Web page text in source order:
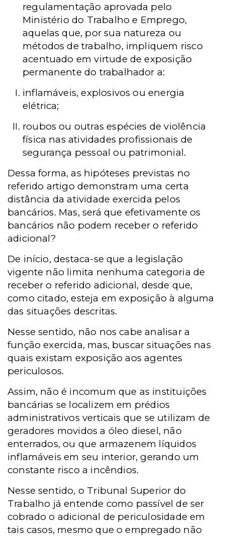
regulamentação aprovada pelo
Ministério do Trabalho e Emprego,
aquelas que, por sua natureza ou
métodos de trabalho, impliquem risco
acentuado em virtude de exposição
permanente do trabalhador a:
inflamáveis, explosivos ou energia
elétrica;
roubos ou outras espécies de violência
física nas atividades profissionais de
segurança pessoal ou patrimonial.
Dessa forma, as hipóteses previstas no
referido artigo demonstram uma certa
distância da atividade exercida pelos
bancários. Mas, será que efetivamente os
bancários não podem receber o referido
adicional?
De início, destaca-se que a legislação
vigente não limita nenhuma categoria de
receber o referido adicional, desde que,
como citado, esteja em exposição à alguma
das situações descritas.
Nesse sentido, não nos cabe analisar a
função exercida, mas, buscar situações nas
quais existam exposição aos agentes
periculosos.
Assim, não é incomum que as instituições
bancárias se localizem em prédios
administrativos verticais que se utilizam de
geradores movidos a óleo diesel, não
enterrados, ou que armazenem líquidos
inflamáveis em seu interior, gerando um
constante risco a incêndios.
Nesse sentido, o Tribunal Superior do
Trabalho já entende como passível de ser
cobrado o adicional de periculosidade em
tais casos, mesmo que o empregado não